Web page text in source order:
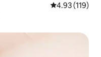
レビュー119
4.93 (119)